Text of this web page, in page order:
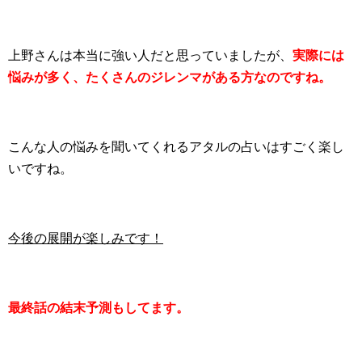
上野さんは本当に強い人だと思っていましたが、 実際には
悩みが多く、たくさんのジレンマがある方なのですね。
こんな人の悩みを聞いてくれるアタルの占いはすごく楽し
いですね。
今後の展開が楽しみです！
最終話の結末予測もしてます。